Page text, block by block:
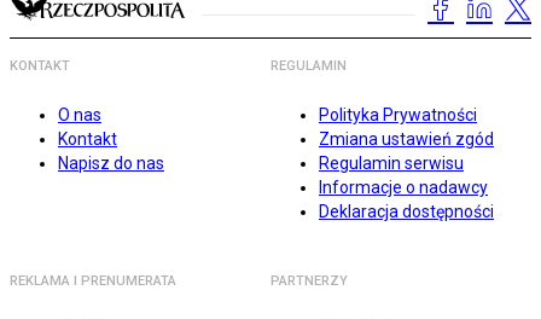
KONTAKT
O nas
Kontakt
Napisz do nas
REGULAMIN
Polityka Prywatności
Zmiana ustawień zgód
Regulamin serwisu
Informacje o nadawcy
Deklaracja dostępności
REKLAMA I PRENUMERATA PARTNERZY